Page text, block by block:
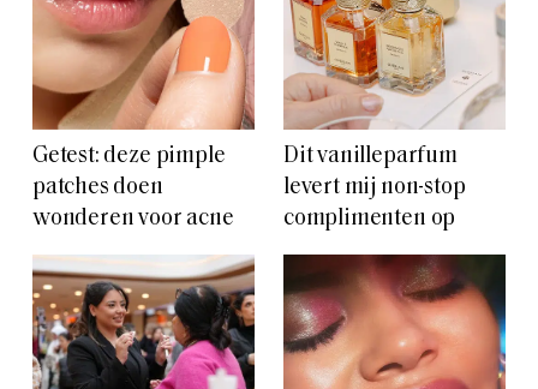
Getest: deze pimple
patches doen
wonderen voor acne
Dit vanilleparfum
levert mij non-stop
complimenten op